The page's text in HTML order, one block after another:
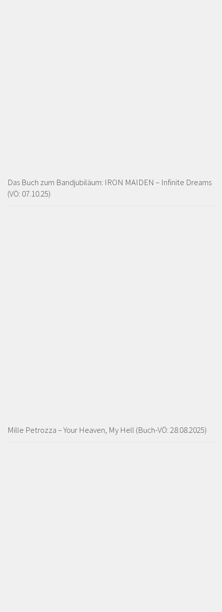
Das Buch zum Bandjubiläum: IRON MAIDEN – Infinite Dreams
(VÖ: 07.10.25)
Mille Petrozza – Your Heaven, My Hell (Buch-VÖ: 28.08.2025)